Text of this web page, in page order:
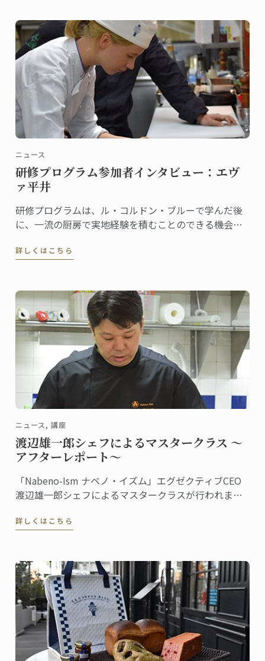
ニュース
研修プログラム参加者インタビュー：エヴ
ァ平井
研修プログラムは、ル・コルドン・ブルーで学んだ後
に、一流の厨房で実地経験を積むことのできる機会で
詳しくはこちら
ニュース, 講座
渡辺雄一郎シェフによるマスタークラス ～
アフターレポート～
「Nabeno-Ism ナベノ・イズム」エグゼクティブCEO
渡辺雄一郎シェフによるマスタークラスが行われまし
詳しくはこちら